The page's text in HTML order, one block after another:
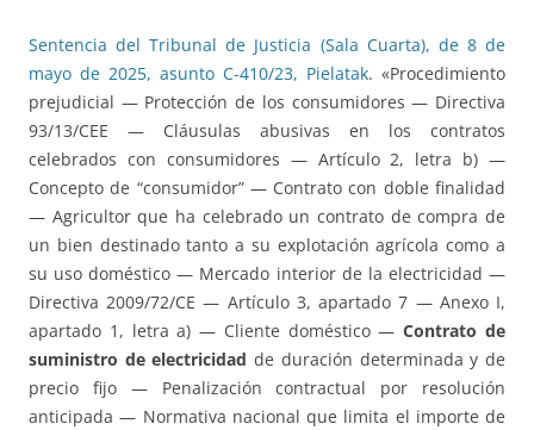
Sentencia del Tribunal de Justicia (Sala Cuarta), de 8 de
mayo de 2025, asunto C-410/23, Pielatak. «Procedimiento
prejudicial — Protección de los consumidores — Directiva
93/13/CEE — Cláusulas abusivas en los contratos
celebrados con consumidores — Artículo 2, letra b) —
Concepto de “consumidor” — Contrato con doble finalidad
— Agricultor que ha celebrado un contrato de compra de
un bien destinado tanto a su explotación agrícola como a
su uso doméstico — Mercado interior de la electricidad —
Directiva 2009/72/CE — Artículo 3, apartado 7 — Anexo I,
apartado 1, letra a) — Cliente doméstico —Contrato de
suministro de electricidad de duración determinada y de
precio fijo — Penalización contractual por resolución
anticipada — Normativa nacional que limita el importe de